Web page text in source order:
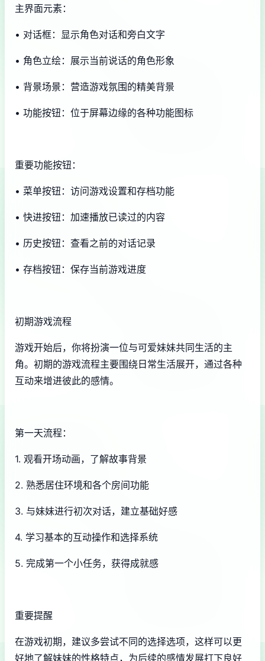
主界面元素：
• 对话框：显示角色对话和旁白文字
• 角色立绘：展示当前说话的角色形象
• 背景场景：营造游戏氛围的精美背景
• 功能按钮：位于屏幕边缘的各种功能图标
重要功能按钮：
• 菜单按钮：访问游戏设置和存档功能
• 快进按钮：加速播放已读过的内容
• 历史按钮：查看之前的对话记录
• 存档按钮：保存当前游戏进度
初期游戏流程
游戏开始后，你将扮演一位与可爱妹妹共同生活的主
角。初期的游戏流程主要围绕日常生活展开，通过各种
互动来增进彼此的感情。
第一天流程：
1. 观看开场动画，了解故事背景
2. 熟悉居住环境和各个房间功能
3. 与妹妹进行初次对话，建立基础好感
4. 学习基本的互动操作和选择系统
5. 完成第一个小任务，获得成就感
重要提醒
在游戏初期，建议多尝试不同的选择选项，这样可以更
好地了解妹妹的性格特点，为后续的感情发展打下良好